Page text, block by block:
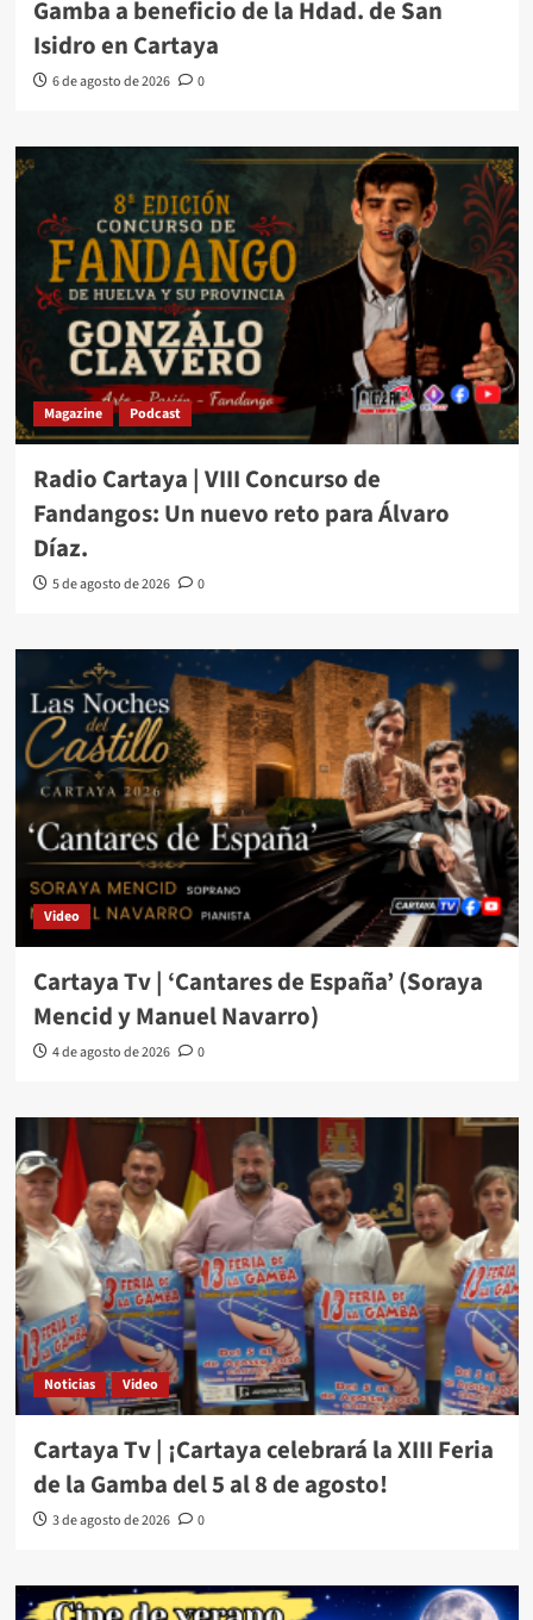
Gamba a beneficio de la Hdad. de San
Isidro en Cartaya
6 de agosto de 2026 0
Magazine Podcast
Radio Cartaya | VIII Concurso de
Fandangos: Un nuevo reto para Álvaro
Díaz.
5 de agosto de 2026 0
Video
Cartaya Tv | ‘Cantares de España’ (Soraya
Mencid y Manuel Navarro)
4 de agosto de 2026 0
Noticias Video
Cartaya Tv | ¡Cartaya celebrará la XIII Feria
de la Gamba del 5 al 8 de agosto!
3 de agosto de 2026 0